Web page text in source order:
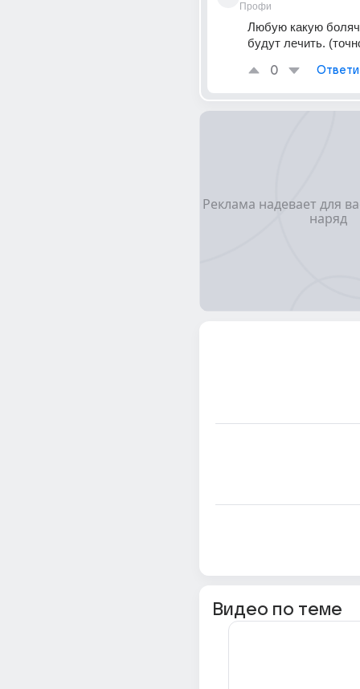
Профи
Любую какую
будут лечить.
0
Видео по теме